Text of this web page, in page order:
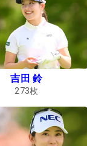
吉田 鈴
273枚